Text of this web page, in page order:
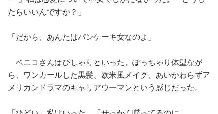
たらいいんですか？」
「だから、あんたはパンケーキ女なのよ」
ベニコさんはぴしゃりといった。ぽっちゃり体型なが
ら、ワンカールした黒髪、欧米風メイク、あいかわらずア
メリカンドラマのキャリアウーマンという感じだった。